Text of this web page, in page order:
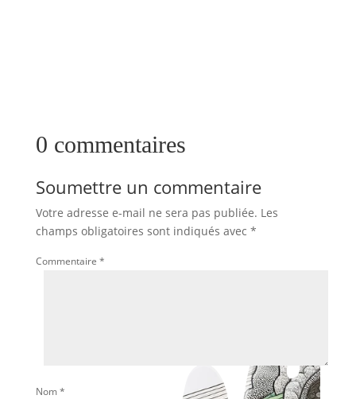
0 commentaires
Soumettre un commentaire
Votre adresse e-mail ne sera pas publiée. Les
champs obligatoires sont indiqués avec *
Commentaire *
Nom*